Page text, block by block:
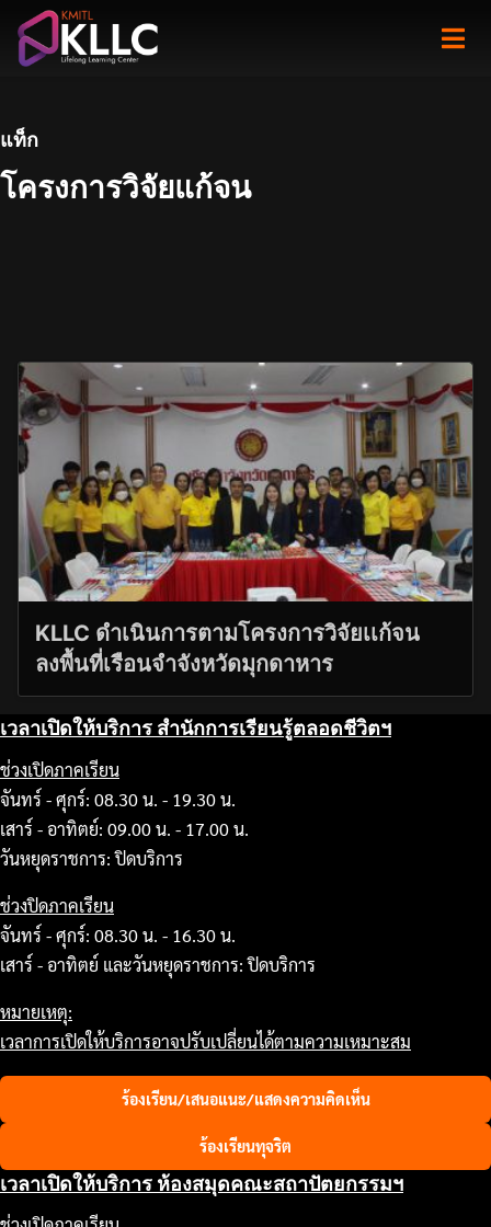
content
แท็ก
โครงการวิจัยแก้จน
KLLC ดำเนินการตามโครงการวิจัยเเก้จน
ลงพื้นที่เรือนจำจังหวัดมุกดาหาร
เวลาเปิดให้บริการ สำนักการเรียนรู้ตลอดชีวิตฯ
ช่วงเปิดภาคเรียน
จันทร์ - ศุกร์: 08.30 น. - 19.30 น.
เสาร์ - อาทิตย์: 09.00 น. - 17.00 น.
วันหยุดราชการ: ปิดบริการ
ช่วงปิดภาคเรียน
จันทร์ - ศุกร์: 08.30 น. - 16.30 น.
เสาร์ - อาทิตย์ และวันหยุดราชการ: ปิดบริการ
หมายเหตุ:
เวลาการเปิดให้บริการอาจปรับเปลี่ยนได้ตามความเหมาะสม
ร้องเรียน/เสนอแนะ/แสดงความคิดเห็น
ร้องเรียนทุจริต
เวลาเปิดให้บริการ ห้องสมุดคณะสถาปัตยกรรมฯ